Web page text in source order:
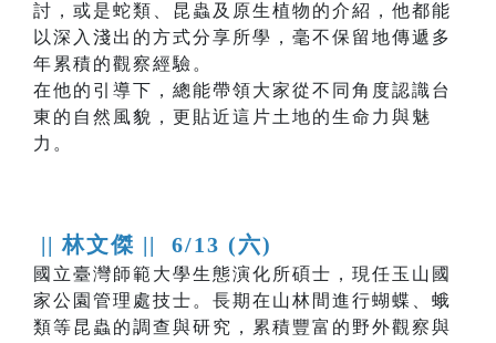
討，或是蛇類、昆蟲及原生植物的介紹，他都能
以深入淺出的方式分享所學，毫不保留地傳遞多
年累積的觀察經驗。
在他的引導下，總能帶領大家從不同角度認識台
東的自然風貌，更貼近這片土地的生命力與魅
力。
|| 林文傑 || 6/13 (六)
國立臺灣師範大學生態演化所碩士，現任玉山國
家公園管理處技士。長期在山林間進行蝴蝶、蛾
類等昆蟲的調查與研究，累積豐富的野外觀察與